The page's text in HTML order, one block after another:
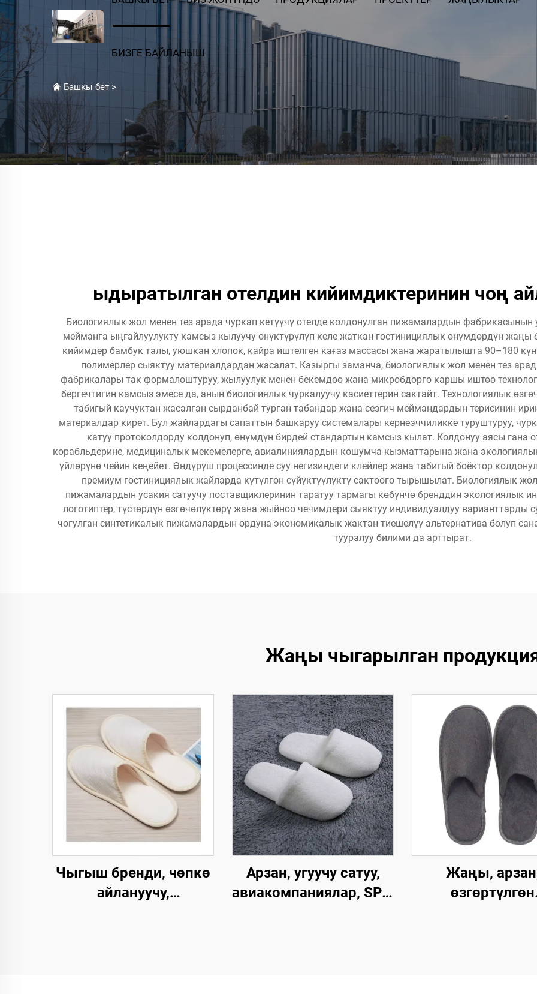
БИЗГЕ БАЙЛАНЫШ
Башкы бет >
ыдыратылган отелдин кийимдиктеринин чоң
Биологиялык жол менен тез арада чуркап кетүүчү отелде колдонулган пижамалардын фабрикасынын
мейманга ыңгайлуулукту камсыз кылуучу өнүктүрүлүп келе жаткан гостинициялык өнүмдөрдүн жаңы
кийимдер бамбук талы, уюшкан хлопок, кайра иштелген кағаз массасы жана жаратылышта 90–180 күн
полимерлер сыяктуу материалдардан жасалат. Казыргы заманча, биологиялык жол менен тез
фабрикалары так формалоштуруу, жылуулук менен бекемдөө жана микробдорго каршы иштөө
бергечтигин камсыз эмесе да, анын биологиялык чуркалуучу касиеттерин сактайт. Технологиялык
табигый каучуктан жасалган сырданбай турган табандар жана сезгич меймандардын терисинин
материалдар кирет. Бул жайлардагы сапаттын башкаруу системалары кернеэччиликке туруштуруу,
катуу протоколдорду колдонуп, өнүмдүн бирдей стандартын камсыз кылат. Колдонуу аясы гана
корабльдерине, медициналык мекемелерге, авиалиниялардын кошумча кызматтарына жана
үйлөрүнө чейин кеңейет. Өндүрүш процессинде суу негизиндеги клейлер жана табигый боёктор
премиум гостинициялык жайларда күтүлгөн сүйүктүүлүктү сактоого тырышылат. Биологиялык
пижамалардын усакия сатуучу поставщиклеринин таратуу тармагы көбүнчө бренддин экологиялык
логотиптер, түстөрдүн өзгөчөлүктөрү жана жыйноо чечимдери сыяктуу индивидуалдуу варианттарды
чогулган синтетикалык пижамалардын ордуна экономикалык жактан тиешелүү альтернатива болуп
тууралуу билими да арттырат.
Жаңы чыгарылган
Чыгыш бренди, чөпкө
айлануучу,
Арзан, угуучу сатуу,
авиакомпаниялар, SPA,
Жаңы,
өзгөртүлгөн